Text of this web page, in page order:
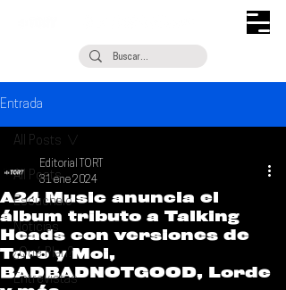
Entrada
All Posts
Escúchalo
Noticias
¿Qué Plan?
Entrevistas
All Posts
A24 Music anuncia el
álbum tributo a Talking
Heads con versiones de
Toro y Moi,
BADBADNOTGOOD, Lorde
Editorial TORT
31 ene 2024